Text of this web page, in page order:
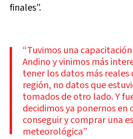
finales”.
“Tuvimos una
Andino y vinimos más
tener los datos más reales
región, no datos que
tomados de otro lado. Y
decidimos ya ponernos en
conseguir y comprar una
meteorológica”